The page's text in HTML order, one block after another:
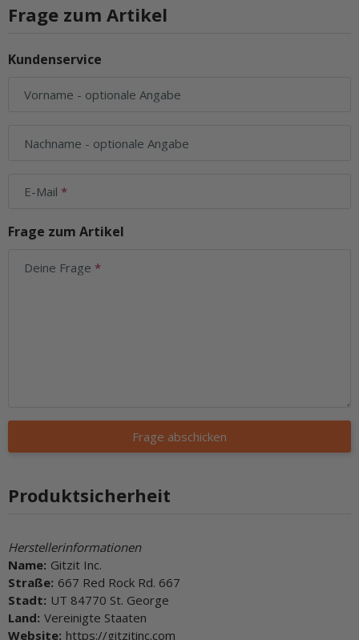
Frage zum Artikel
Kundenservice
Vorname - optionale Angabe
Nachname - optionale Angabe
E-Mail
Frage zum Artikel
Deine Frage
Frage abschicken
Produktsicherheit
Herstellerinformationen
Name: Gitzit Inc.
Straße: 667 Red Rock Rd. 667
Stadt: UT 84770 St. George
Land: Vereinigte Staaten
Website: https://gitzitinc.com